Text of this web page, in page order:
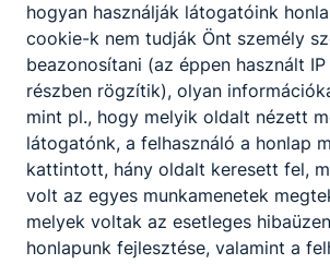
Partnereink
hogyan használják látogatóink
cookie-k nem tudják Önt személy
beazonosítani (az éppen használt
részben rögzítik), olyan
mint pl., hogy melyik oldalt nézett
látogatónk, a felhasználó a honlap
kattintott, hány oldalt keresett fel,
volt az egyes munkamenetek
melyek voltak az esetleges
honlapunk fejlesztése, valamint a